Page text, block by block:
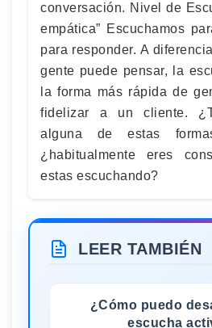
conversación. Nivel de
empática” Escuchamos
para responder. A
gente puede pensar, la
la forma más rápida de
fidelizar a un cliente.
alguna de estas
¿habitualmente eres
estas escuchando?
LEER TAMBIÉN
¿Cómo puedo
escucha